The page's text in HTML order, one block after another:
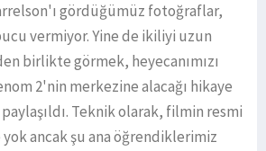
gördüğümüz fotoğraflar,
vermiyor. Yine de ikiliyi uzun
birlikte görmek, heyecanımızı
2'nin merkezine alacağı hikaye
Teknik olarak, filmin resmi
yok ancak şu ana öğrendiklerimiz